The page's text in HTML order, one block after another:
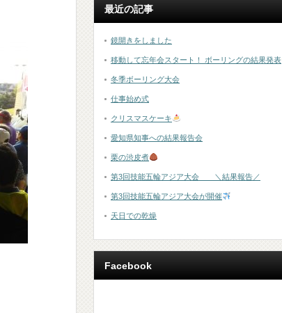
最近の記事
鏡開きをしました
移動して忘年会スタート！ ボーリングの結果発表
冬季ボーリング大会
仕事始め式
クリスマスケーキ
愛知県知事への結果報告会
栗の渋皮煮
第3回技能五輪アジア大会 ＼結果報告／
第3回技能五輪アジア大会が開催
天日での乾燥
Facebook